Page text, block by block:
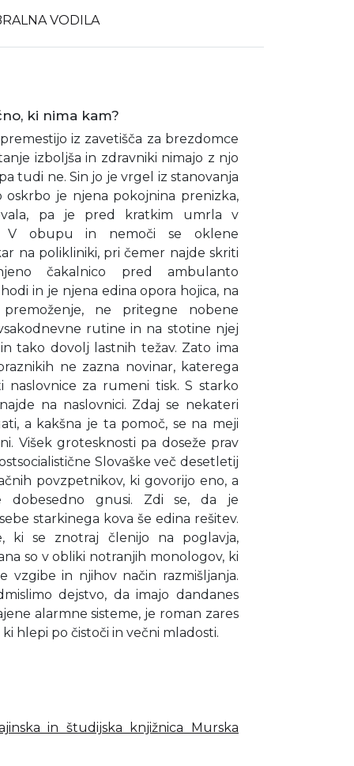
VODILA
ki nima kam?
iz zavetišča za brezdomce
izboljša in zdravniki nimajo z njo
tudi ne. Sin jo je vrgel iz stanovanja
je njena pokojnina prenizka,
pa je pred kratkim umrla v
V obupu in nemoči se oklene
na polikliniki, pri čemer najde skriti
čakalnico pred ambulanto
in je njena edina opora hojica, na
ne pritegne nobene
rutine in na stotine njej
tako dovolj lastnih težav. Zato ima
ne zazna novinar, katerega
za rumeni tisk. S starko
na naslovnici. Zdaj se nekateri
a kakšna je ta pomoč, se na meji
Višek grotesknosti pa doseže prav
Slovaške več desetletij
povzpetnikov, ki govorijo eno, a
dobesedno gnusi. Zdi se, da je
starkinega kova še edina rešitev.
ki se znotraj členijo na poglavja,
so v obliki notranjih monologov, ki
vzgibe in njihov način razmišljanja.
dejstvo, da imajo dandanes
alarmne sisteme, je roman zares
hlepi po čistoči in večni mladosti.
in študijska knjižnica Murska